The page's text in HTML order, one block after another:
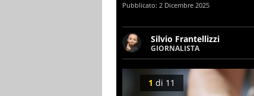
Pubblicato: 2 Dicembre 2025
Silvio Frantellizzi
GIORNALISTA
Giornalista pubblicista.
scrivendo di sport,
1 di 11